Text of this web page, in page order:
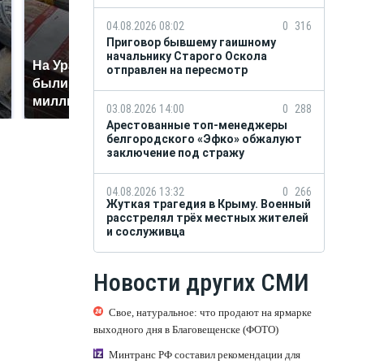
На Урале из казны
были украдены 18
миллионов рублей
Не ешьте эту
магазина: список
04.08.2026 08:02 0
316
Приговор бывшему гаишному
начальнику Старого Оскола
отправлен на пересмотр
03.08.2026 14:00 0
288
Арестованные топ-менеджеры
белгородского «Эфко» обжалуют
заключение под стражу
04.08.2026 13:32 0
266
Жуткая трагедия в Крыму. Военный
расстрелял трёх местных жителей
и сослуживца
Новости других СМИ
Свое, натуральное: что продают на ярмарке
выходного дня в Благовещенске (ФОТО)
Минтранс РФ составил рекомендации для